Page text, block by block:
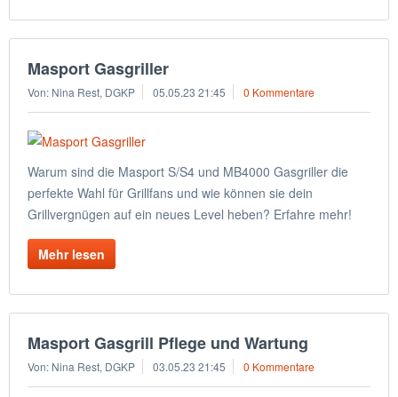
Masport Gasgriller
Von: Nina Rest, DGKP 05.05.23 21:45 0 Kommentare
Warum sind die Masport S/S4 und MB4000 Gasgriller die
perfekte Wahl für Grillfans und wie können sie dein
Grillvergnügen auf ein neues Level heben? Erfahre mehr!
Mehr lesen
Masport Gasgrill Pflege und Wartung
Von: Nina Rest, DGKP 03.05.23 21:45 0 Kommentare